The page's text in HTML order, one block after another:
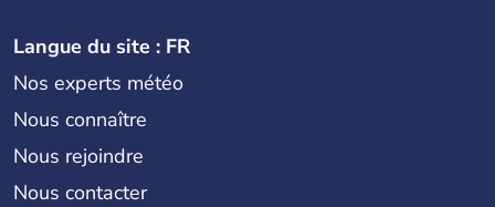
Langue du site : FR
Nos experts météo
Nous connaître
Nous rejoindre
Nous contacter